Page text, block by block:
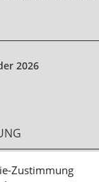
Zustimmung
2026